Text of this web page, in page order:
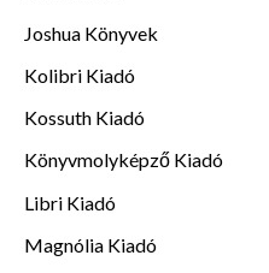
Joshua Könyvek
Kolibri Kiadó
Kossuth Kiadó
Könyvmolyképző Kiadó
Libri Kiadó
Magnólia Kiadó